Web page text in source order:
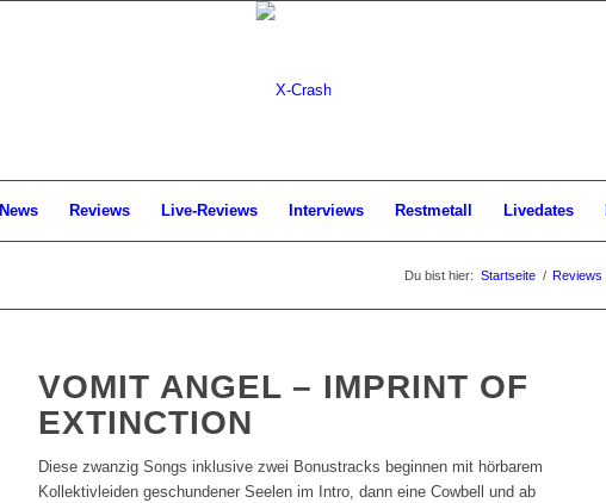
News Reviews Live-Reviews Interviews Restmetall Livedates
Du bist hier: Startseite / Reviews
VOMIT ANGEL – IMPRINT OF
EXTINCTION
Diese zwanzig Songs inklusive zwei Bonustracks beginnen mit hörbarem
Kollektivleiden geschundener Seelen im Intro, dann eine Cowbell und ab